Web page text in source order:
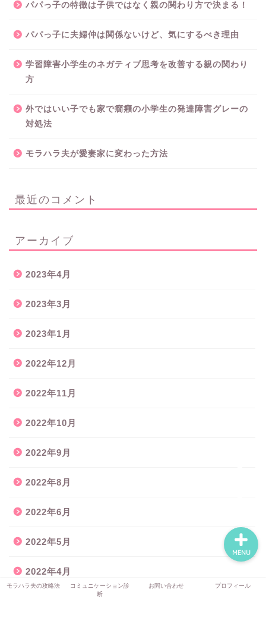
パパっ子の特徴は子供ではなく親の関わり方で決まる！
パパっ子に夫婦仲は関係ないけど、気にするべき理由
学習障害小学生のネガティブ思考を改善する親の関わり
方
外ではいい子でも家で癇癪の小学生の発達障害グレーの
対処法
モラハラ夫が愛妻家に変わった方法
最近のコメント
アーカイブ
2023年4月
2023年3月
2023年1月
2022年12月
2022年11月
2022年10月
2022年9月
2022年8月
2022年6月
2022年5月
2022年4月
モラハラ夫の攻略法
コミュニケーション診
断
お問い合わせ プロフィール
MENU